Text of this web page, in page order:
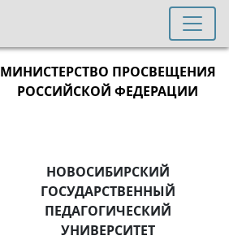
МИНИСТЕРСТВО ПРОСВЕЩЕНИЯ
РОССИЙСКОЙ ФЕДЕРАЦИИ
НОВОСИБИРСКИЙ
ГОСУДАРСТВЕННЫЙ
ПЕДАГОГИЧЕСКИЙ
УНИВЕРСИТЕТ